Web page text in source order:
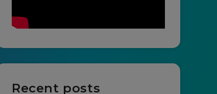
Recent posts